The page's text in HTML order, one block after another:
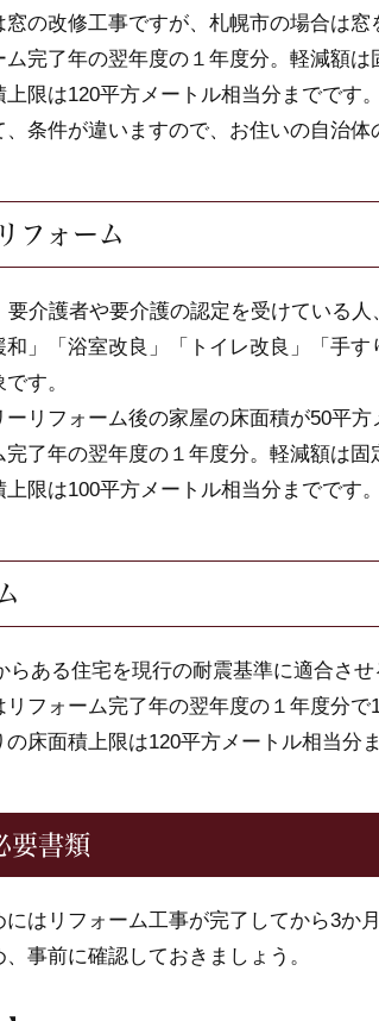
の改修工事ですが、札幌市の場合は
完了年の翌年度の１年度分。軽減額は
限は120平方メートル相当分までです。
条件が違いますので、お住いの自治体
フォーム
要介護者や要介護の認定を受けている
」「浴室改良」「トイレ改良」「手
す。
リフォーム後の家屋の床面積が50平
了年の翌年度の１年度分。軽減額は固
限は100平方メートル相当分までです。
らある住宅を現行の耐震基準に適合さ
フォーム完了年の翌年度の１年度分で
床面積上限は120平方メートル相当分
要書類
はリフォーム工事が完了してから3か
事前に確認しておきましょう。